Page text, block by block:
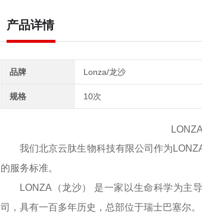
产品详情
品牌 Lonza/龙沙
规格 10次
LONZA
我们北京云肽生物科技有限公司作为
的服务标准。
LONZA（龙沙） 是一家以生命科学为主
司，具有一百多年历史，总部位于瑞士巴塞尔。